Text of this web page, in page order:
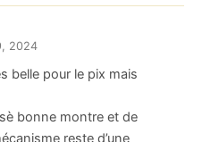
2024
belle pour le pix mais
bonne montre et de
reste d’une